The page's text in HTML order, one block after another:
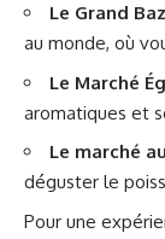
Le Grand
au monde, où
Le Marché
aromatiques et
Le marché
déguster le
Pour une